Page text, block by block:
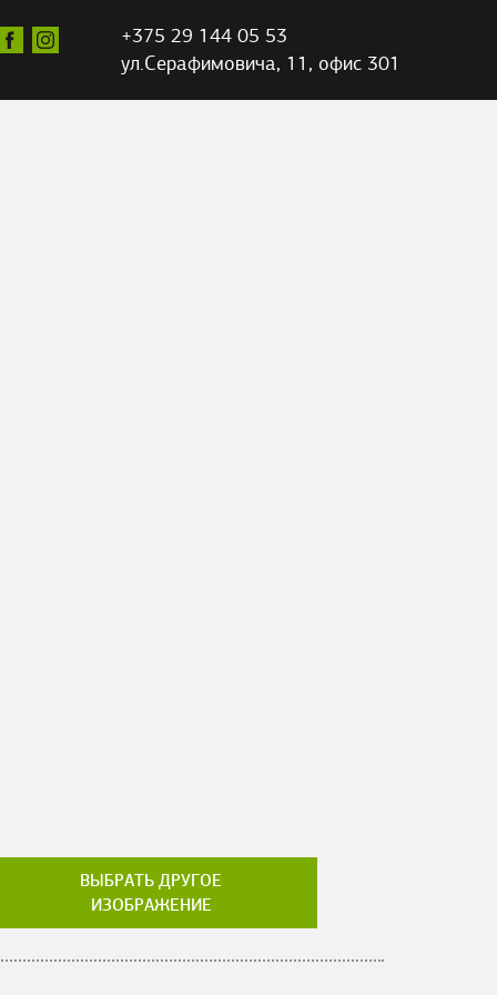
+375 29 144 05 53
ул.Серафимовича, 11, офис 301
ВЫБРАТЬ ДРУГОЕ
ИЗОБРАЖЕНИЕ